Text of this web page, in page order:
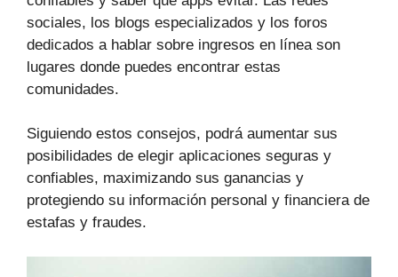
sociales, los blogs especializados y los foros
dedicados a hablar sobre ingresos en línea son
lugares donde puedes encontrar estas
comunidades.
Siguiendo estos consejos, podrá aumentar sus
posibilidades de elegir aplicaciones seguras y
confiables, maximizando sus ganancias y
protegiendo su información personal y financiera de
estafas y fraudes.